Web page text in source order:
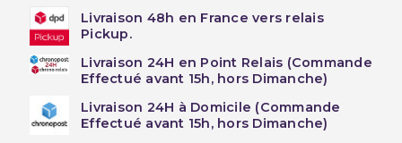
Livraison 48h en France vers relais
Pickup.
Livraison 24H en Point Relais (Commande
Effectué avant 15h, hors Dimanche)
Livraison 24H à Domicile (Commande
Effectué avant 15h, hors Dimanche)